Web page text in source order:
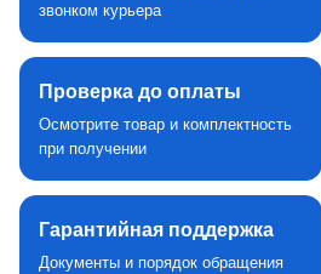
звонком курьера
Проверка до оплаты
Осмотрите товар и комплектность
при получении
Гарантийная поддержка
Документы и порядок обращения